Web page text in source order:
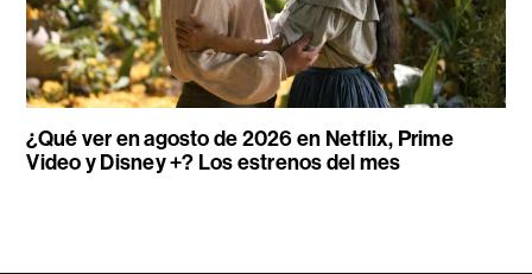
¿Qué ver en agosto de 2026 en Netflix, Prime
Video y Disney +? Los estrenos del mes